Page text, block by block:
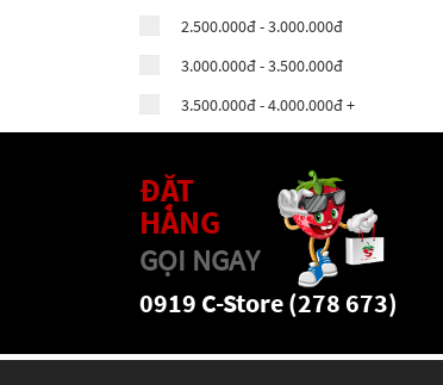
2.500.000đ - 3.000.000đ
3.000.000đ - 3.500.000đ
3.500.000đ - 4.000.000đ +
ĐẶT
HÀNG
GỌI NGAY
0919 C-Store (278 673)